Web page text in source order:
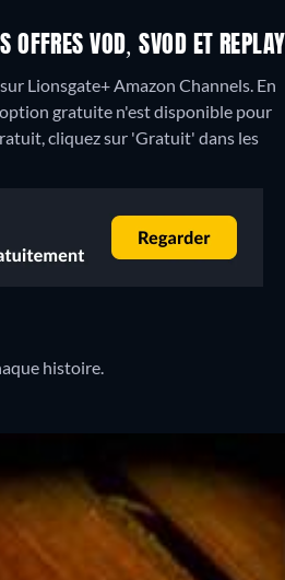
OFFRES VOD, SVOD ET REPLAY
Lionsgate+ Amazon Channels. En
gratuite n'est disponible pour
cliquez sur 'Gratuit' dans les
histoire.